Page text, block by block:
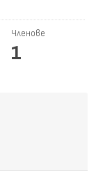
Членове
1